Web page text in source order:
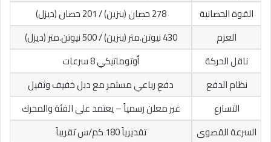
القوة الحصانية
278 حصان (بنزين) / 201 حصان (ديزل)
العزم
430 نيوتن.متر (بنزين) / 500 نيوتن.متر (ديزل)
ناقل الحركة
أوتوماتيكي 8 سرعات
نظام الدفع
دفع رباعي مستمر مع دبل خفيف وثقيل
التسارع
غير معلن رسمياً – يعتمد على الفئة والمحرك
السرعة القصوى
تقديرياً 180 كم/س تقريباً